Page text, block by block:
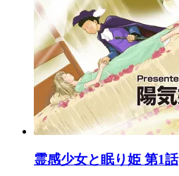
霊感少女と眠り姫 第1話